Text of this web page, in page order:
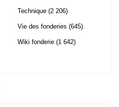
Technique (2 206)
Vie des fonderies (645)
Wiki fonderie (1 642)